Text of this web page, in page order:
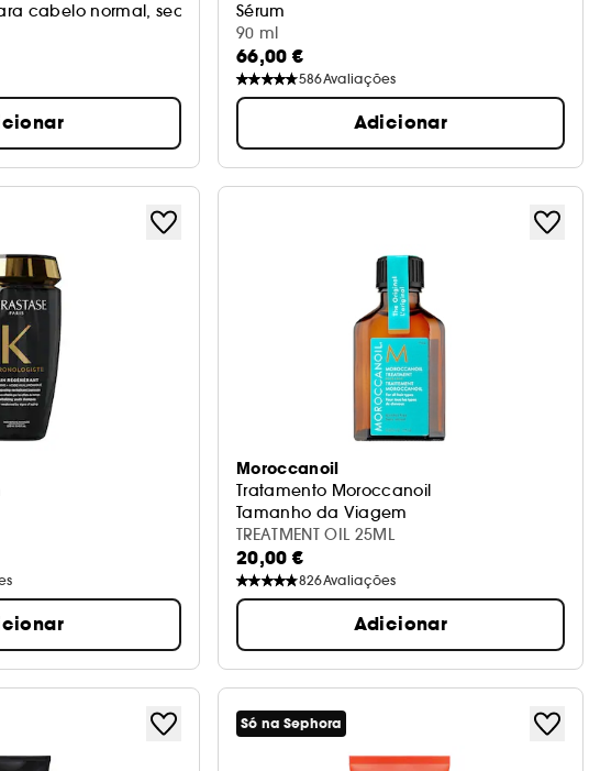
cabelo normal, seco ou encaracolado
Sérum
90 ml
66,00 €
586Avaliações
Adicionar
Moroccanoil
Tratamento Moroccanoil
Tamanho da Viagem
TREATMENT OIL 25ML
20,00 €
826Avaliações
Adicionar
Só na Sephora